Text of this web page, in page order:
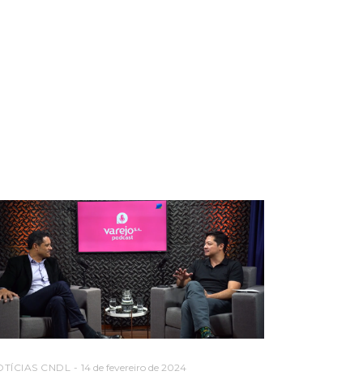
CNDL 14 de fevereiro de 2024